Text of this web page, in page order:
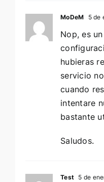
MoDeM 5 de
Nop, es
hubieras
servicio
cuando
intentare
bastante
Saludos.
Test 5 de